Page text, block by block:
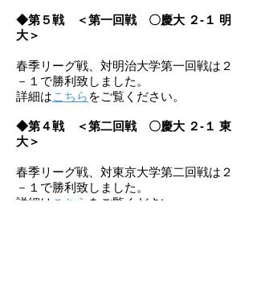
◆第５戦 ＜第一回戦 〇慶大 ２-１ 明
大＞
春季リーグ戦、対明治大学第一回戦は２
－１で勝利致しました。
詳細はこちら をご覧ください。
◆第４戦 ＜第二回戦 〇慶大 ２-１ 東
大＞
春季リーグ戦、対東京大学第二回戦は２
－１で勝利致しました。
詳細は こちら をご覧ください。